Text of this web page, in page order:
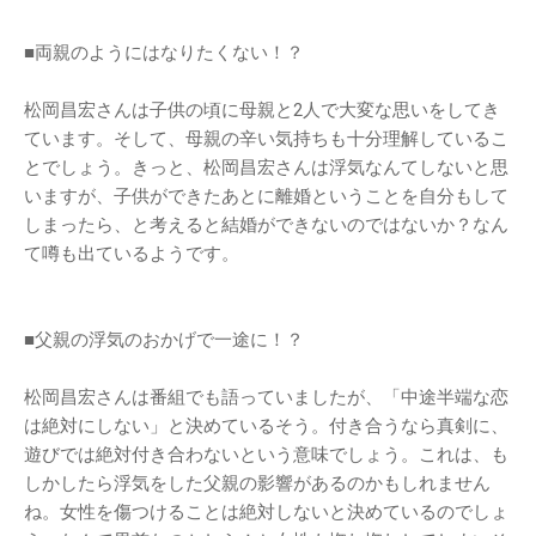
■両親のようにはなりたくない！？
松岡昌宏さんは子供の頃に母親と2人で大変な思いをしてき
ています。そして、母親の辛い気持ちも十分理解しているこ
とでしょう。きっと、松岡昌宏さんは浮気なんてしないと思
いますが、子供ができたあとに離婚ということを自分もして
しまったら、と考えると結婚ができないのではないか？なん
て噂も出ているようです。
■父親の浮気のおかげで一途に！？
松岡昌宏さんは番組でも語っていましたが、「中途半端な恋
は絶対にしない」と決めているそう。付き合うなら真剣に、
遊びでは絶対付き合わないという意味でしょう。これは、も
しかしたら浮気をした父親の影響があるのかもしれません
ね。女性を傷つけることは絶対しないと決めているのでしょ